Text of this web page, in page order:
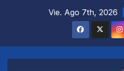
Vie. Ago 7th, 2026